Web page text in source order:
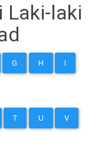
Laki-laki
G H I
T U V